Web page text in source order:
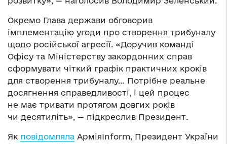
Окремо Глава держави обговорив
імплементацію угоди про створення трибуналу
щодо російської агресії. «Доручив команді
Офісу та Міністерству закордонних справ
сформувати чіткий графік практичних кроків
для створення трибуналу… Потрібне реальне
досягнення справедливості, і цей процес
не має тривати протягом довгих років
чи десятиліть», — підкреслив Президент.
Як повідомляла АрміяInform, Президент України